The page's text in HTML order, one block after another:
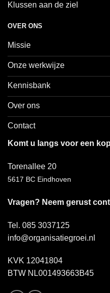
Klussen aan de ziel
OVER ONS
Missie
Onze werkwijze
Kennisbank
Over ons
Contact
Komt u langs voor een
Torenallee 20
5617 BC Eindhoven
Vragen? Neem gerust
Tel. 085 3037125
info@organisatiegroei.nl
KVK 12041804
BTW NL001493663B45